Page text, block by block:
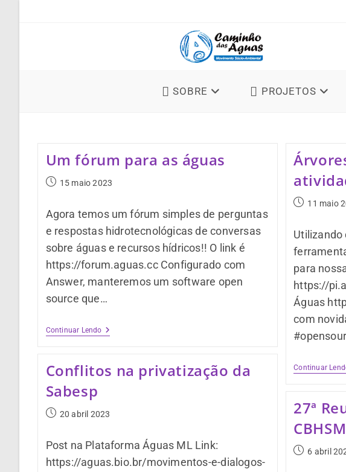
SOBRE PROJETOS
Um fórum para as águas
15 maio 2023
Agora temos um fórum simples de perguntas
e respostas hidrotecnológicas de conversas
sobre águas e recursos hídricos!! O link é
https://forum.aguas.cc Configurado com
Answer, manteremos um software open
source que…
Continuar Lendo
11 maio
Utilizando
para
https://
Águas
com
Continuar
Conflitos na privatização da
Sabesp
20 abril 2023
Post na Plataforma Águas ML Link:
https://aguas.bio.br/movimentos-e-dialogos-
27ª
6 abril